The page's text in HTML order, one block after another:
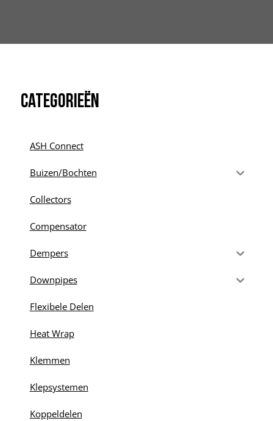
Categorieën
ASH Connect
Buizen/Bochten
Collectors
Compensator
Dempers
Downpipes
Flexibele Delen
Heat Wrap
Klemmen
Klepsystemen
Koppeldelen